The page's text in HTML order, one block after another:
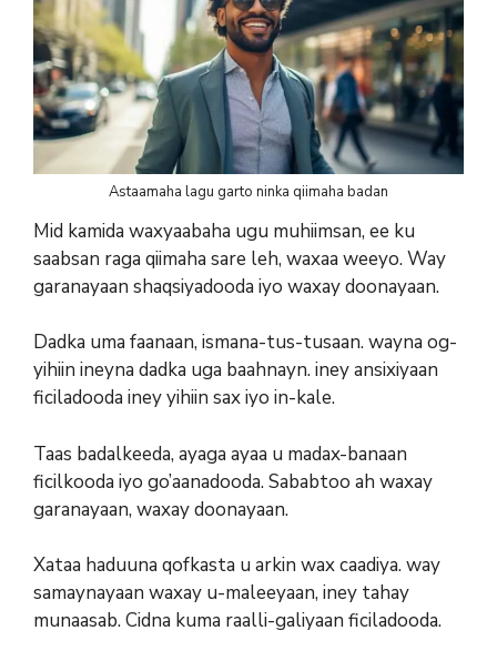
Astaamaha lagu garto ninka qiimaha badan
Mid kamida waxyaabaha ugu muhiimsan, ee ku
saabsan raga qiimaha sare leh, waxaa weeyo. Way
garanayaan shaqsiyadooda iyo waxay doonayaan.
Dadka uma faanaan, ismana-tus-tusaan. wayna og-
yihiin ineyna dadka uga baahnayn. iney ansixiyaan
ficiladooda iney yihiin sax iyo in-kale.
Taas badalkeeda, ayaga ayaa u madax-banaan
ficilkooda iyo go’aanadooda. Sababtoo ah waxay
garanayaan, waxay doonayaan.
Xataa haduuna qofkasta u arkin wax caadiya. way
samaynayaan waxay u-maleeyaan, iney tahay
munaasab. Cidna kuma raalli-galiyaan ficiladooda.